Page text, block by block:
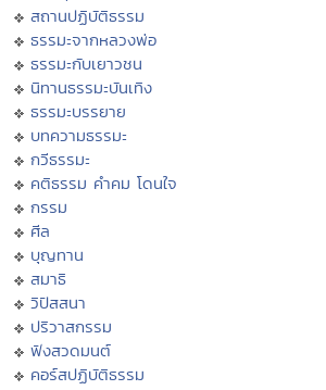
สถานปฏิบัติธรรม
ธรรมะจากหลวงพ่อ
ธรรมะกับเยาวชน
นิทานธรรมะบันเทิง
ธรรมะบรรยาย
บทความธรรมะ
กวีธรรมะ
คติธรรม คำคม โดนใจ
กรรม
ศีล
บุญทาน
สมาธิ
วิปัสสนา
ปริวาสกรรม
ฟังสวดมนต์
คอร์สปฏิบัติธรรม